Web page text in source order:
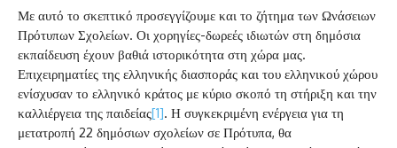
Με αυτό το σκεπτικό προσεγγίζουμε και το ζήτημα των Ωνάσειων
Πρότυπων Σχολείων. Οι χορηγίες-δωρεές ιδιωτών στη δημόσια
εκπαίδευση έχουν βαθιά ιστορικότητα στη χώρα μας.
Επιχειρηματίες της ελληνικής διασποράς και του ελληνικού χώρου
ενίσχυσαν το ελληνικό κράτος με κύριο σκοπό τη στήριξη και την
καλλιέργεια της παιδείας[1]. Η συγκεκριμένη ενέργεια για τη
μετατροπή 22 δημόσιων σχολείων σε Πρότυπα, θα